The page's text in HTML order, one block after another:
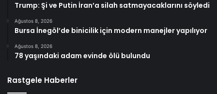
Trump: Şi ve Putin İran’a silah satmayacaklarını söyledi
Ağustos 8, 2026
Bursa İnegöl’de binicilik için modern manejler yapılıyor
Ağustos 8, 2026
78 yaşındaki adam evinde ölü bulundu
Rastgele Haberler